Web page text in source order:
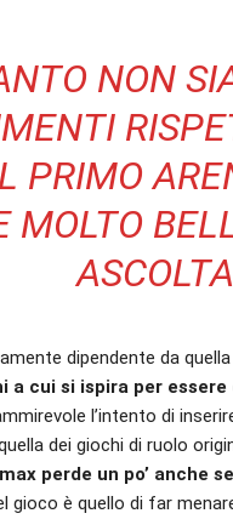
NON
PRIMO
MOLTO
dipendente da
a cui si ispira per
l’intento di
dei giochi di ruolo
perde un po’ anche
gioco è quello di far